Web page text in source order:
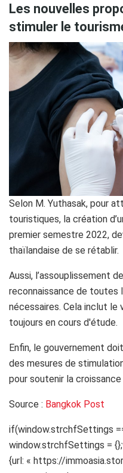
Les nouvelles
stimuler le
Selon M. Yuthasak, pour
touristiques, la création
premier semestre 2022,
thaïlandaise de se rétablir.
Aussi, l’assouplissement
reconnaissance de toutes
nécessaires. Cela inclut le
toujours en cours d'étude.
Enfin, le gouvernement
des mesures de
pour soutenir la
Source : Bangkok Post
if(window.strchfSettings
window.strchfSettings =
{url: « https://